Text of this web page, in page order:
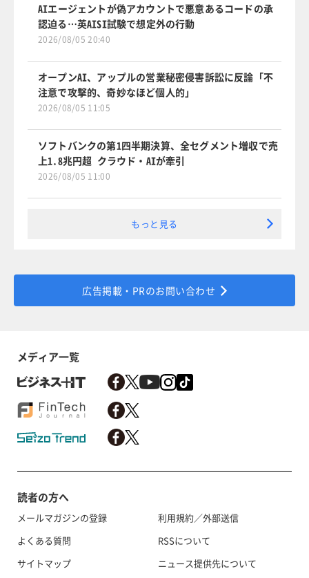
AIエージェントが偽アカウントで悪意あるコードの承
認迫る…英AISI試験で想定外の行動
2026/08/05 20:40
オープンAI、アップルの営業秘密侵害訴訟に反論「不
注意で攻撃的、奇妙なほど個人的」
2026/08/05 11:05
ソフトバンクの第1四半期決算、全セグメント増収で売
上1.8兆円超 クラウド・AIが牽引
2026/08/05 11:00
もっと見る
広告掲載・PRのお問い合わせ
メディア一覧
読者の方へ
メールマガジンの登録
よくある質問
サイトマップ
利用規約／外部送信
RSSについて
ニュース提供先について